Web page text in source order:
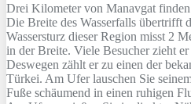
Drei Kilometer von Manavgat
Die Breite des Wasserfalls übertrifft
Wassersturz dieser Region misst 2
in der Breite. Viele Besucher zieht
Deswegen zählt er zu einen der
Türkei. Am Ufer lauschen Sie
Fuße schäumend in einen ruhigen